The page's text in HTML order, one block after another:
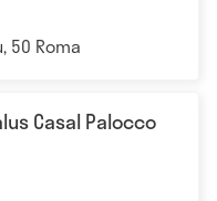
50 Roma
Casal Palocco